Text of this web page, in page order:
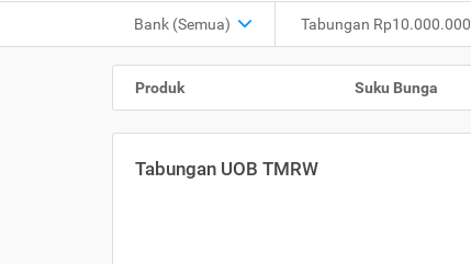
Bank (Semua) Tabungan Rp10.000.000
Produk Suku Bunga
Tabungan UOB TMRW